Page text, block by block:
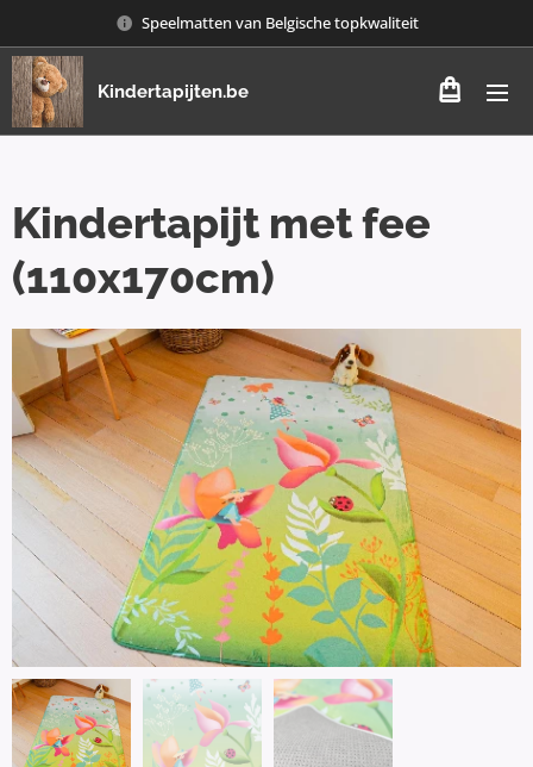
Speelmatten van Belgische topkwaliteit
Kindertapijten.be
Kindertapijt met fee
(110x170cm)